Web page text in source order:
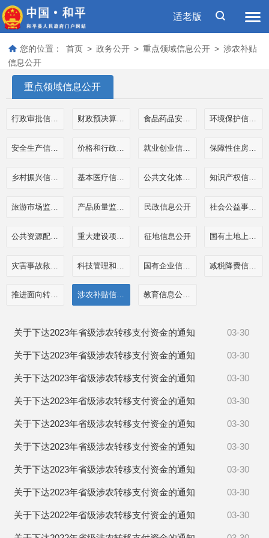
适老版
您的位置： 首页 > 政务公开 > 重点领域信息公开 > 涉农补贴
信息公开
重点领域信息公开
行政审批信息公开 财政预决算和三公经费公开 食品药品安全信息公开 环境保护信息公开
安全生产信息公开 价格和行政事业性收费信息公开 就业创业信息公开 保障性住房信息公开
乡村振兴信息公开 基本医疗信息公开 公共文化体育信息公开 知识产权信息公开
民政信息公开
征地信息公开
推进面向转移落户人员的服务公开 涉农补贴信息公开 教育信息公开栏目
03-30
关于下达2023年省级涉农转移支付资金的通知
03-30
关于下达2023年省级涉农转移支付资金的通知
03-30
关于下达2023年省级涉农转移支付资金的通知
03-30
关于下达2023年省级涉农转移支付资金的通知
03-30
关于下达2023年省级涉农转移支付资金的通知
03-30
关于下达2023年省级涉农转移支付资金的通知
03-30
关于下达2023年省级涉农转移支付资金的通知
03-30
关于下达2023年省级涉农转移支付资金的通知
03-30
关于下达2022年省级涉农转移支付资金的通知